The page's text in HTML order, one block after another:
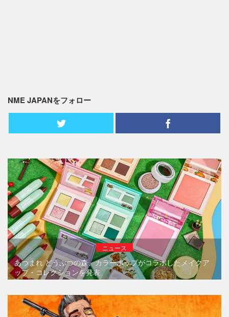
NME JAPANをフォロー
ニュース
あつまれ どうぶつの森、カラーポップがコラボしたメイクア
ップ・コレクションを発表